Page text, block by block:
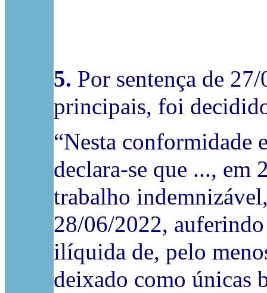
5. Por sentença de
principais, foi
“Nesta conformidade
declara-se que ..., em
trabalho
28/06/2022,
ilíquida de, pelo
deixado como únicas